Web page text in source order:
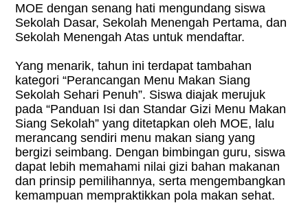
MOE dengan senang hati mengundang siswa
Sekolah Dasar, Sekolah Menengah Pertama, dan
Sekolah Menengah Atas untuk mendaftar.
Yang menarik, tahun ini terdapat tambahan
kategori “Perancangan Menu Makan Siang
Sekolah Sehari Penuh”. Siswa diajak merujuk
pada “Panduan Isi dan Standar Gizi Menu Makan
Siang Sekolah” yang ditetapkan oleh MOE, lalu
merancang sendiri menu makan siang yang
bergizi seimbang. Dengan bimbingan guru, siswa
dapat lebih memahami nilai gizi bahan makanan
dan prinsip pemilihannya, serta mengembangkan
kemampuan mempraktikkan pola makan sehat.